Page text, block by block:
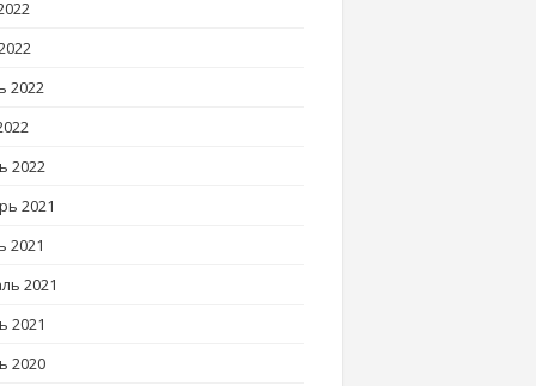
2022
2022
2021
2021
2021
2021
2020